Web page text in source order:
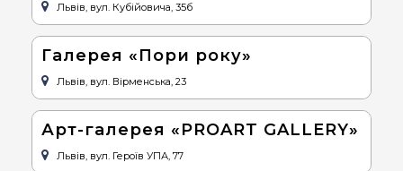
Львів, вул. Кубійовича, 35б
Галерея «Пори року»
Львів, вул. Вірменська, 23
Арт-галерея «PROART GALLERY»
Львів, вул. Героїв УПА, 77